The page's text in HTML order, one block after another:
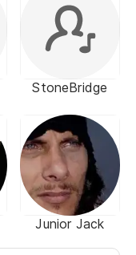
StoneBridge
Junior Jack